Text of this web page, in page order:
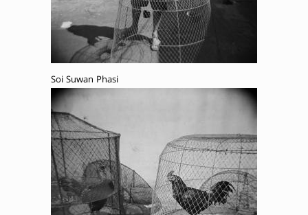
Soi Suwan Phasi